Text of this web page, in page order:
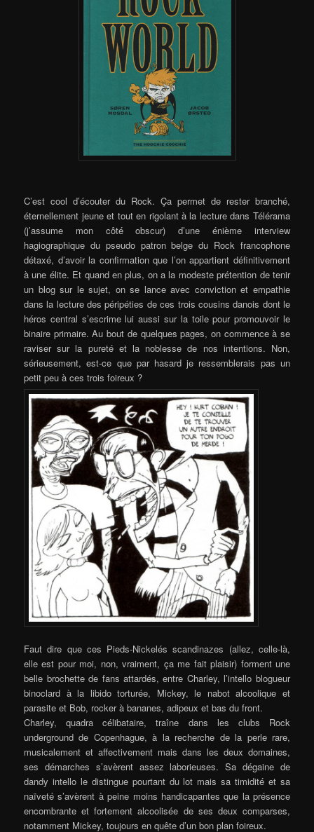
C’est cool d’écouter du Rock. Ça permet de rester branché,
éternellement jeune et tout en rigolant à la lecture dans Télérama
(j’assume mon côté obscur) d’une énième interview
hagiographique du pseudo patron belge du Rock francophone
détaxé, d’avoir la confirmation que l’on appartient définitivement
à une élite. Et quand en plus, on a la modeste prétention de tenir
un blog sur le sujet, on se lance avec conviction et empathie
dans la lecture des péripéties de ces trois cousins danois dont le
héros central s’escrime lui aussi sur la toile pour promouvoir le
binaire primaire. Au bout de quelques pages, on commence à se
raviser sur la pureté et la noblesse de nos intentions. Non,
sérieusement, est-ce que par hasard je ressemblerais pas un
petit peu à ces trois foireux ?
Faut dire que ces Pieds-Nickelés scandinazes (allez, celle-là,
elle est pour moi, non, vraiment, ça me fait plaisir) forment une
belle brochette de fans attardés, entre Charley, l’intello blogueur
binoclard à la libido torturée, Mickey, le nabot alcoolique et
parasite et Bob, rocker à bananes, adipeux et bas du front.
Charley, quadra célibataire, traîne dans les clubs Rock
underground de Copenhague, à la recherche de la perle rare,
musicalement et affectivement mais dans les deux domaines,
ses démarches s’avèrent assez laborieuses. Sa dégaine de
dandy intello le distingue pourtant du lot mais sa timidité et sa
naïveté s’avèrent à peine moins handicapantes que la présence
encombrante et fortement alcoolisée de ses deux comparses,
notamment Mickey, toujours en quête d’un bon plan foireux.